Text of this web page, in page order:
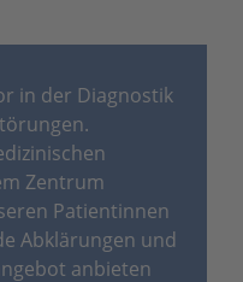
in der Diagnostik
Zentrum
Patientinnen
Abklärungen und
anbieten